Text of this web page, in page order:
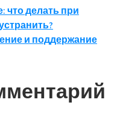
что делать при
и поддержание